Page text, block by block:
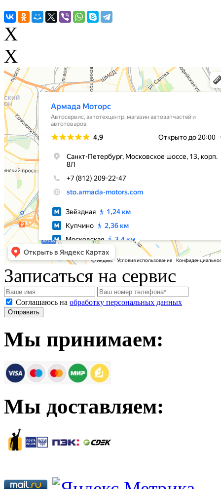
X
X
Записаться на сервис
Соглашаюсь на обработку персональных данных
Мы принимаем:
Мы доставляем: